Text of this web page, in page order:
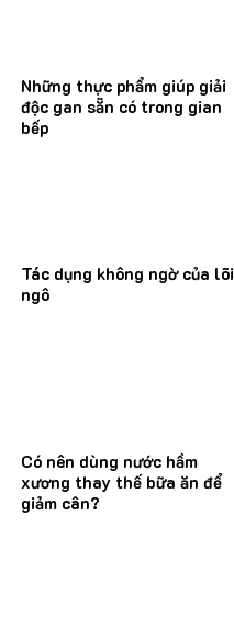
Những thực phẩm giúp giải
độc gan sẵn có trong gian
bếp
Tác dụng không ngờ của lõi
ngô
Có nên dùng nước hầm
xương thay thế bữa ăn để
giảm cân?